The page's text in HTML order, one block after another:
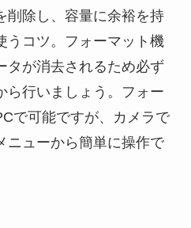
削除し、容量に余裕を持
うコツ。フォーマット機
タが消去されるため必ず
ら行いましょう。フォー
で可能ですが、カメラで
ニューから簡単に操作で